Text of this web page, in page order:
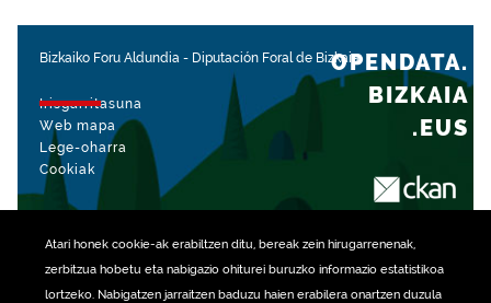
Atari honek cookie-ak erabiltzen ditu, bereak zein hirugarrenenak,
zerbitzua hobetu eta nabigazio ohiturei buruzko informazio estatistikoa
lortzeko. Nabigatzen jarraitzen baduzu haien erabilera onartzen duzula
Bizkaiko Foru Aldundia - Diputación Foral de Bizkaia
Irisgarritasuna
Web mapa
Lege-oharra
Cookiak
OPENDATA.
BIZKAIA
.EUS